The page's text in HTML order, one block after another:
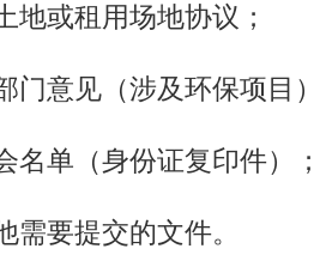
或租用场地协议；
意见（涉及环保项目
单（身份证复印件）
要提交的文件。